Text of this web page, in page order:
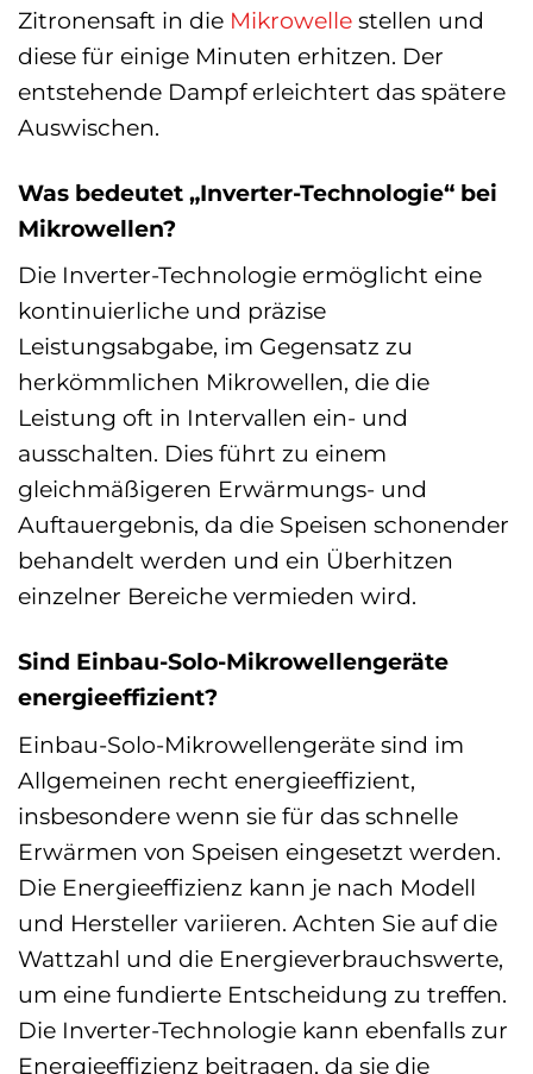
Zitronensaft in die Mikrowelle stellen und
diese für einige Minuten erhitzen. Der
entstehende Dampf erleichtert das spätere
Auswischen.
Was bedeutet „Inverter-Technologie“ bei
Mikrowellen?
Die Inverter-Technologie ermöglicht eine
kontinuierliche und präzise
Leistungsabgabe, im Gegensatz zu
herkömmlichen Mikrowellen, die die
Leistung oft in Intervallen ein- und
ausschalten. Dies führt zu einem
gleichmäßigeren Erwärmungs- und
Auftauergebnis, da die Speisen schonender
behandelt werden und ein Überhitzen
einzelner Bereiche vermieden wird.
Sind Einbau-Solo-Mikrowellengeräte
energieeffizient?
Einbau-Solo-Mikrowellengeräte sind im
Allgemeinen recht energieeffizient,
insbesondere wenn sie für das schnelle
Erwärmen von Speisen eingesetzt werden.
Die Energieeffizienz kann je nach Modell
und Hersteller variieren. Achten Sie auf die
Wattzahl und die Energieverbrauchswerte,
um eine fundierte Entscheidung zu treffen.
Die Inverter-Technologie kann ebenfalls zur
Energieeffizienz beitragen, da sie die